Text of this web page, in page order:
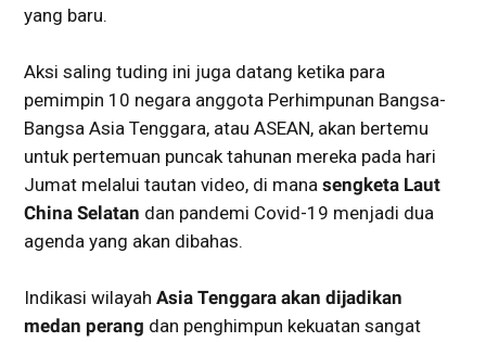
yang baru.
Aksi saling tuding ini juga datang ketika para
pemimpin 10 negara anggota Perhimpunan Bangsa-
Bangsa Asia Tenggara, atau ASEAN, akan bertemu
untuk pertemuan puncak tahunan mereka pada hari
Jumat melalui tautan video, di mana sengketa Laut
China Selatan dan pandemi Covid-19 menjadi dua
agenda yang akan dibahas.
Indikasi wilayah Asia Tenggara akan dijadikan
medan perang dan penghimpun kekuatan sangat